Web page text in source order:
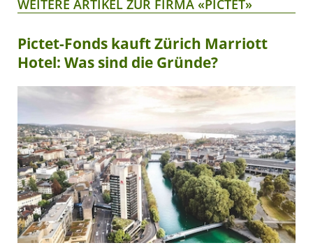
WEITERE ARTIKEL ZUR FIRMA «PICTET»
Pictet-Fonds kauft Zürich Marriott
Hotel: Was sind die Gründe?